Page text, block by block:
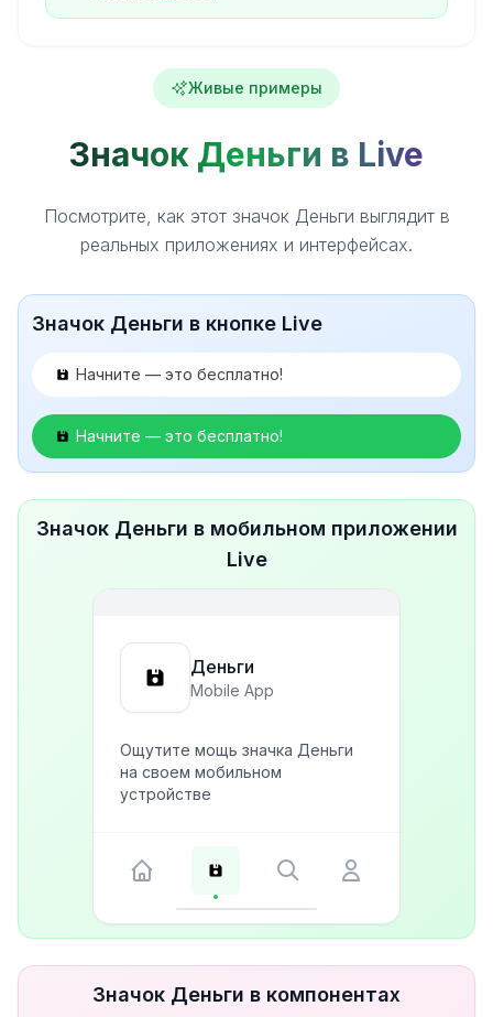
Живые примеры
Значок Деньги в Live
Посмотрите, как этот значок Деньги выглядит в
реальных приложениях и интерфейсах.
Значок Деньги в кнопке Live
Начните — это бесплатно!
Начните — это бесплатно!
Значок Деньги в мобильном приложении
Live
Деньги
Mobile App
Ощутите мощь значка Деньги
на своем мобильном
устройстве
Значок Деньги в компонентах